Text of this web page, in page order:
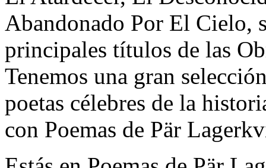
Abandonado Por El Cielo,
principales títulos de las
Tenemos una gran
poetas célebres de la
con Poemas de Pär